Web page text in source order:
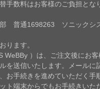
手数料はお客様のご負担とな
普通1698263 ソニックシ
ります。
WeBBy ）は、ご注文後にお
を送信いたします。メールに
お手続きを進めていただく手
ト端末からでもお手続きいた